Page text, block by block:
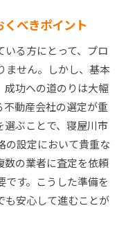
備
のコツ
こう
コミュニケーショ
めのチェックリス
却のステップ
べきポイント
る方にとって、プロ
ません。しかし、基本
成功への道のりは大幅
不動産会社の選定が重
選ぶことで、寝屋川市
の設定において貴重な
数の業者に査定を依頼
です。こうした準備を
も安心して進むことが